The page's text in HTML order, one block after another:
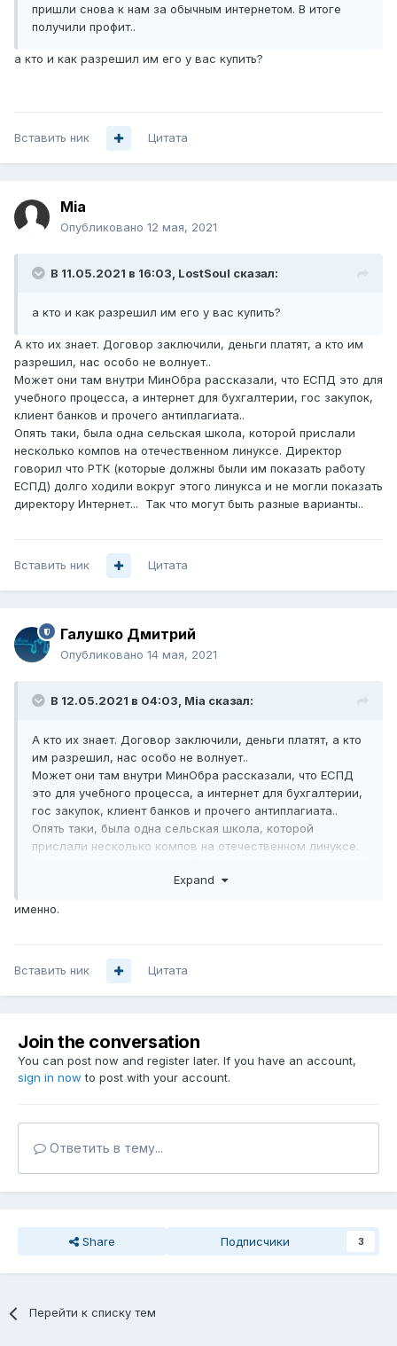
пришли снова к нам за обычным интернетом. В итоге
получили профит..
а кто и как разрешил им его у вас купить?
Вставить ник Цитата
Mia
Опубликовано 12 мая, 2021
В 11.05.2021 в 16:03, LostSoul сказал:
а кто и как разрешил им его у вас купить?
А кто их знает. Договор заключили, деньги платят, а кто им
разрешил, нас особо не волнует..
Может они там внутри МинОбра рассказали, что ЕСПД это для
учебного процесса, а интернет для бухгалтерии, гос закупок,
клиент банков и прочего антиплагиата..
Опять таки, была одна сельская школа, которой прислали
несколько компов на отечественном линуксе. Директор
говорил что РТК (которые должны были им показать работу
ЕСПД) долго ходили вокруг этого линукса и не могли показать
директору Интернет... Так что могут быть разные варианты..
Вставить ник Цитата
Галушко Дмитрий
Опубликовано 14 мая, 2021
В 12.05.2021 в 04:03, Mia сказал:
А кто их знает. Договор заключили, деньги платят, а кто
им разрешил, нас особо не волнует..
Может они там внутри МинОбра рассказали, что ЕСПД
это для учебного процесса, а интернет для бухгалтерии,
гос закупок, клиент банков и прочего антиплагиата..
Опять таки, была одна сельская школа, которой
прислали несколько компов на отечественном линуксе.
показать работу ЕСПД) долго ходили вокруг этого
что могут быть разные варианты..
Expand
именно.
Вставить ник Цитата
Join the conversation
You can post now and register later. If you have an account,
sign in now to post with your account.
Ответить в тему...
Share Подписчики 3
Перейти к списку тем